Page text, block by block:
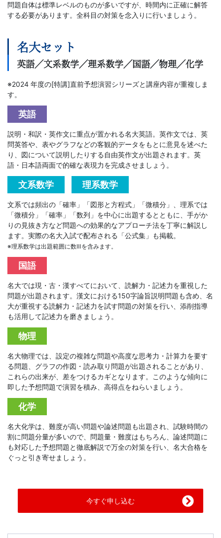
高
3
生・
高
卒
生
向
け
の
講
座
を
ご
紹
介
し
ま
す。
問題自体は標準レベルのものが多いですが、時間内に正確に解答
する必要があります。全科目の対策を念入りに行いましょう。
名大セット
英語／文系数学／理系数学／国語／物理／化学
※2024 年度の[特講]直前予想演習シリーズと講座内容が重複しま
す。
英語
説明・和訳・英作文に重点が置かれる名大英語。英作文では、英
問英答や、表やグラフなどの客観的データをもとに意見を述べた
り、図について説明したりする自由英作文が出題されます。英
語・日本語両面で的確な表現力を完成させましょう。
文系数学 理系数学
文系では頻出の「確率」「図形と方程式」「微積分」、理系では
「微積分」「確率」「数列」を中心に出題するとともに、手がか
りの見抜き方など問題への効果的なアプローチ法を丁寧に解説し
ます。実際の名大入試で配布される「公式集」も掲載。
※理系数学は出題範囲に数Ⅲを含みます。
国語
名大では現・古・漢すべてにおいて、読解力・記述力を重視した
問題が出題されます。漢文における150字論旨説明問題も含め、名
大が重視する読解力・記述力を試す問題の対策を行い、添削指導
も活用して記述力を磨きましょう。
物理
名大物理では、設定の複雑な問題や高度な思考力・計算力を要す
る問題、グラフの作図・読み取り問題が出題されることがあり、
これらの出来が、差をつけるカギとなります。このような傾向に
即した予想問題で演習を積み、高得点をねらいましょう。
化学
名大化学は、難度が高い問題や論述問題も出題され、試験時間の
割に問題分量が多いので、問題量・難度はもちろん、論述問題に
も対応した予想問題と徹底解説で万全の対策を行い、名大合格を
ぐっと引き寄せましょう。
今すぐ申し込む